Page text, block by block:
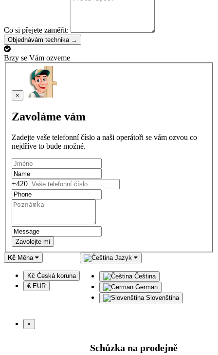
Co si přejete zaměřit:
Objednávám technika →
Brzy se Vám ozveme
×
Zavoláme vám
Zadejte vaše telefonní číslo a naši operátoři se vám ozvou co
nejdříve to bude možné.
+420
Zavolejte mi
Kč Měna
Kč Česká koruna
€ EUR
Jazyk
Čeština
German
Slovenština
×
Schůzka na prodejně